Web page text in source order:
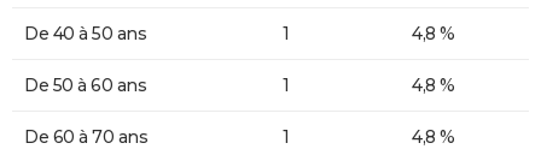
De 40 à 50 ans 1 4,8 %
De 50 à 60 ans 1 4,8 %
De 60 à 70 ans 1 4,8 %